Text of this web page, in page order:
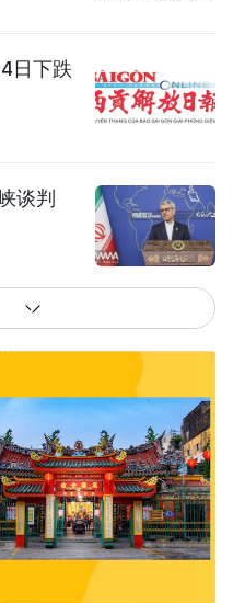
日下跌
谈判
月06日 签发第26/GP-CBC号许可